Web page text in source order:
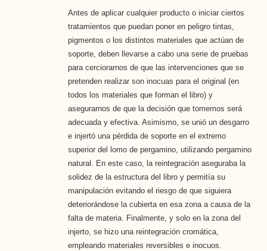
Antes de aplicar cualquier producto o iniciar ciertos
tratamientos que puedan poner en peligro tintas,
pigmentos o los distintos materiales que actúan de
soporte, deben llevarse a cabo una serie de pruebas
para cerciorarnos de que las intervenciones que se
pretenden realizar son inocuas para el original (en
todos los materiales que forman el libro) y
asegurarnos de que la decisión que tomemos será
adecuada y efectiva. Asimismo, se unió un desgarro
e injertó una pérdida de soporte en el extremo
superior del lomo de pergamino, utilizando pergamino
natural. En este caso, la reintegración aseguraba la
solidez de la estructura del libro y permitía su
manipulación evitando el riesgo de que siguiera
deteriorándose la cubierta en esa zona a causa de la
falta de materia. Finalmente, y solo en la zona del
injerto, se hizo una reintegración cromática,
empleando materiales reversibles e inocuos.